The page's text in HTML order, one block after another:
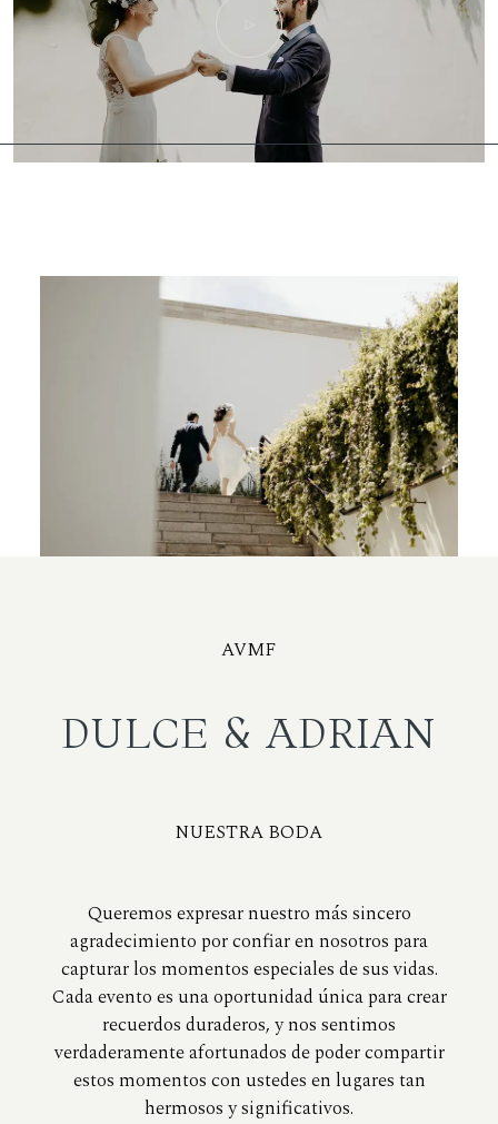
AVMF
DULCE & ADRIAN
NUESTRA BODA
Queremos expresar nuestro más sincero
agradecimiento por confiar en nosotros para
capturar los momentos especiales de sus vidas.
Cada evento es una oportunidad única para crear
recuerdos duraderos, y nos sentimos
verdaderamente afortunados de poder compartir
estos momentos con ustedes en lugares tan
hermosos y significativos.